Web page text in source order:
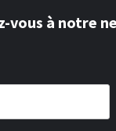
vous à notre